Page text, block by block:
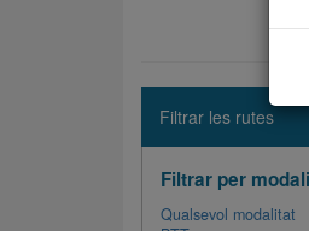
Filtrar les rutes
Filtrar per
Qualsevol modalitat